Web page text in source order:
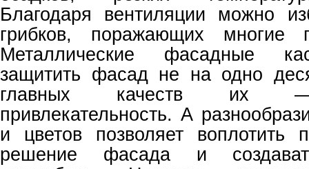
Благодаря вентиляции можно
грибков, поражающих многие
Металлические фасадные
защитить фасад не на одно
главных качеств их —
привлекательность. А
и цветов позволяет воплотить
решение фасада и